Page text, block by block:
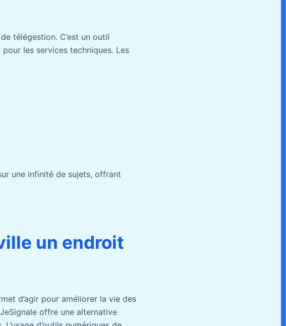
télégestion. C’est un outil
les services techniques. Les
une infinité de sujets, offrant
un endroit
d’agir pour améliorer la vie des
offre une alternative